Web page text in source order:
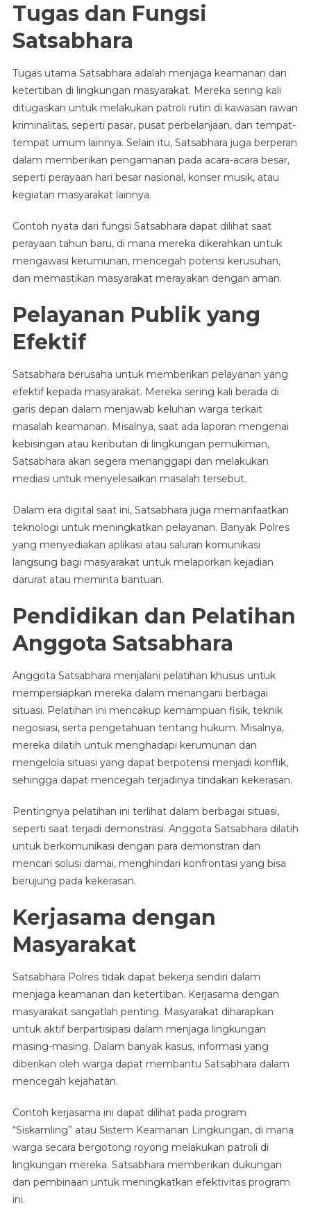
Tugas dan Fungsi
Satsabhara
Tugas utama Satsabhara adalah menjaga keamanan dan
ketertiban di lingkungan masyarakat. Mereka sering kali
ditugaskan untuk melakukan patroli rutin di kawasan rawan
kriminalitas, seperti pasar, pusat perbelanjaan, dan tempat-
tempat umum lainnya. Selain itu, Satsabhara juga berperan
dalam memberikan pengamanan pada acara-acara besar,
seperti perayaan hari besar nasional, konser musik, atau
kegiatan masyarakat lainnya.
Contoh nyata dari fungsi Satsabhara dapat dilihat saat
perayaan tahun baru, di mana mereka dikerahkan untuk
mengawasi kerumunan, mencegah potensi kerusuhan,
dan memastikan masyarakat merayakan dengan aman.
Pelayanan Publik yang
Efektif
Satsabhara berusaha untuk memberikan pelayanan yang
efektif kepada masyarakat. Mereka sering kali berada di
garis depan dalam menjawab keluhan warga terkait
masalah keamanan. Misalnya, saat ada laporan mengenai
kebisingan atau keributan di lingkungan pemukiman,
Satsabhara akan segera menanggapi dan melakukan
mediasi untuk menyelesaikan masalah tersebut.
Dalam era digital saat ini, Satsabhara juga memanfaatkan
teknologi untuk meningkatkan pelayanan. Banyak Polres
yang menyediakan aplikasi atau saluran komunikasi
langsung bagi masyarakat untuk melaporkan kejadian
darurat atau meminta bantuan.
Pendidikan dan Pelatihan
Anggota Satsabhara
Anggota Satsabhara menjalani pelatihan khusus untuk
mempersiapkan mereka dalam menangani berbagai
situasi. Pelatihan ini mencakup kemampuan fisik, teknik
negosiasi, serta pengetahuan tentang hukum. Misalnya,
mereka dilatih untuk menghadapi kerumunan dan
mengelola situasi yang dapat berpotensi menjadi konflik,
sehingga dapat mencegah terjadinya tindakan kekerasan.
Pentingnya pelatihan ini terlihat dalam berbagai situasi,
seperti saat terjadi demonstrasi. Anggota Satsabhara dilatih
untuk berkomunikasi dengan para demonstran dan
mencari solusi damai, menghindari konfrontasi yang bisa
berujung pada kekerasan.
Kerjasama dengan
Masyarakat
Satsabhara Polres tidak dapat bekerja sendiri dalam
menjaga keamanan dan ketertiban. Kerjasama dengan
masyarakat sangatlah penting. Masyarakat diharapkan
untuk aktif berpartisipasi dalam menjaga lingkungan
masing-masing. Dalam banyak kasus, informasi yang
diberikan oleh warga dapat membantu Satsabhara dalam
mencegah kejahatan.
Contoh kerjasama ini dapat dilihat pada program
“Siskamling” atau Sistem Keamanan Lingkungan, di mana
warga secara bergotong royong melakukan patroli di
lingkungan mereka. Satsabhara memberikan dukungan
dan pembinaan untuk meningkatkan efektivitas program
ini.